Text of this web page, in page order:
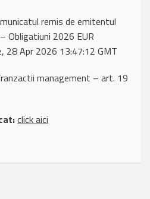
remis de emitentul
Obligatiuni 2026 EUR
28 Apr 2026 13:47:12 GMT
management – art. 19
click aici